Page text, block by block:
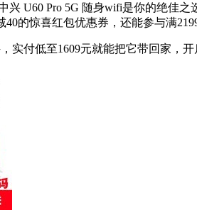
兴 U60 Pro 5G 随身wifi是你的绝佳
40的惊喜红包优惠券，还能参与满
实付低至1609元就能把它带回家，开